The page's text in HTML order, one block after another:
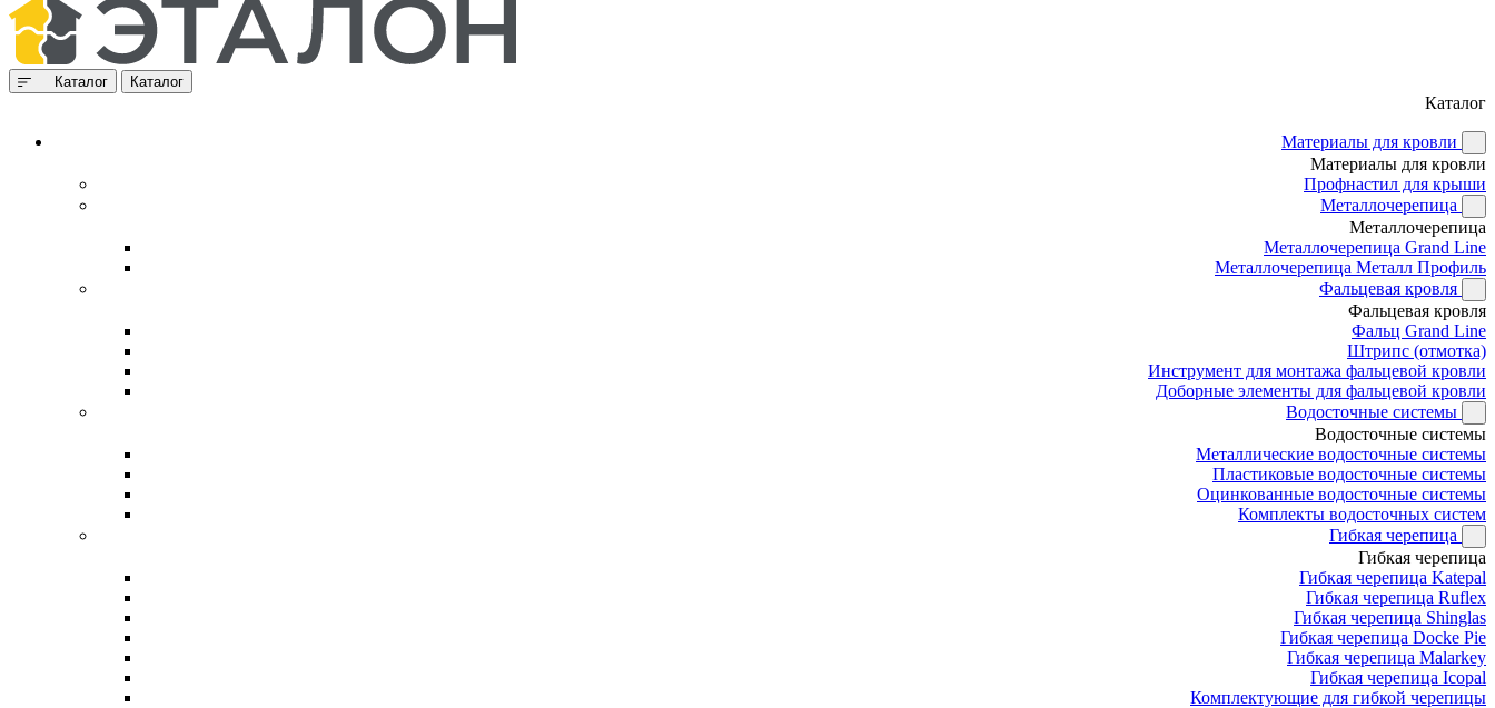
Каталог Каталог
Каталог
Материалы для кровли
Материалы для кровли
Профнастил для крыши
Металлочерепица
Металлочерепица
Металлочерепица Grand Line
Металлочерепица Металл Профиль
Фальцевая кровля
Фальцевая кровля
Фальц Grand Line
Штрипс (отмотка)
Инструмент для монтажа фальцевой кровли
Доборные элементы для фальцевой кровли
Водосточные системы
Водосточные системы
Металлические водосточные системы
Пластиковые водосточные системы
Оцинкованные водосточные системы
Комплекты водосточных систем
Гибкая черепица
Гибкая черепица
Гибкая черепица Katepal
Гибкая черепица Ruflex
Гибкая черепица Shinglas
Гибкая черепица Docke Pie
Гибкая черепица Malarkey
Гибкая черепица Icopal
Комплектующие для гибкой черепицы